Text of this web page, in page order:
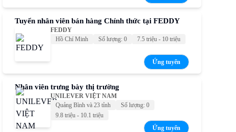
Tuyển nhân viên bán hàng Chính thức tại FEDDY
FEDDY
Hồ Chí Minh
Số lượng: 0 7.5 triệu - 10 triệu
Ứng tuyển
Nhân viên trưng bày thị trường
UNILEVER VIỆT NAM
Quảng Bình và 23 tỉnh
Số lượng: 0
9.8 triệu - 10.1 triệu
Ứng tuyển